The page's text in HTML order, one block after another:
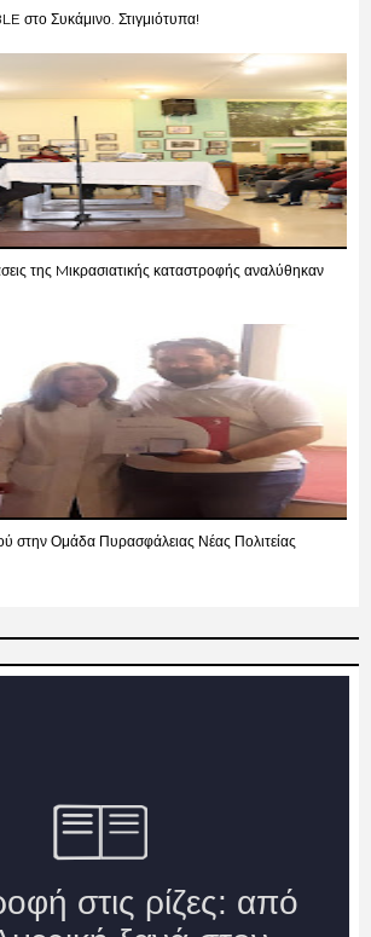
στο Συκάμινο. Στιγμιότυπα!
της Mικρασιατικής καταστροφής αναλύθηκαν
στην Ομάδα Πυρασφάλειας Νέας Πολιτείας